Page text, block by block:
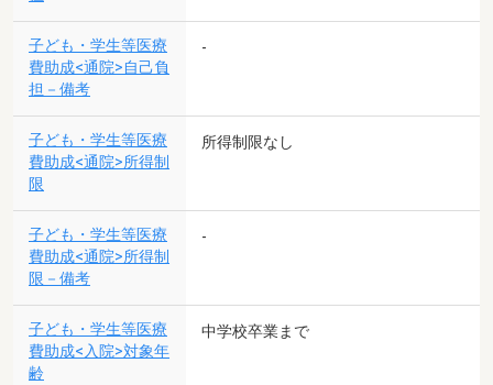
子ども・学生等医療
費助成<通院>自己負
担－備考
-
子ども・学生等医療
費助成<通院>所得制
限
所得制限なし
子ども・学生等医療
費助成<通院>所得制
限－備考
-
子ども・学生等医療
費助成<入院>対象年
齢
中学校卒業まで